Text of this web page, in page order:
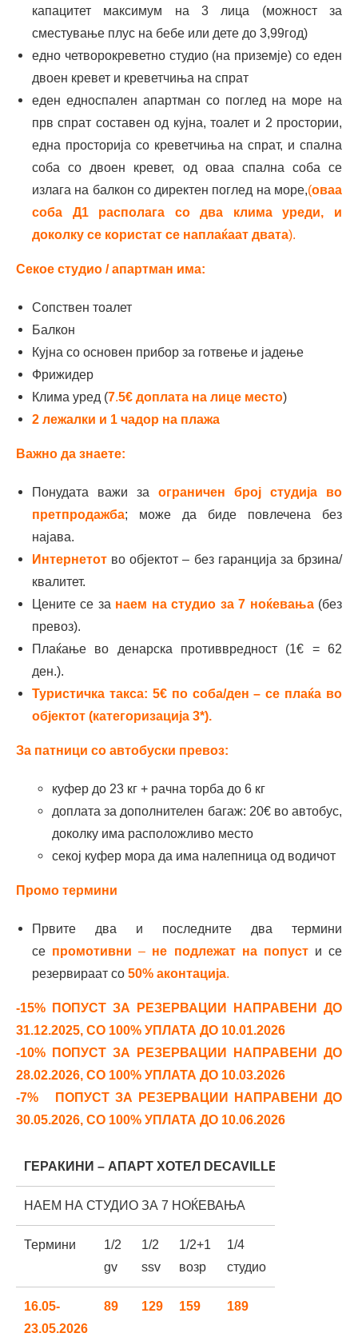
капацитет максимум на 3 лица (можност за
сместување плус на бебе или дете до 3,99год)
едно четворокреветно студио (на приземје) со еден
двоен кревет и креветчиња на спрат
еден едноспален апартман со поглед на море на
прв спрат составен од кујна, тоалет и 2 простории,
една просторија со креветчиња на спрат, и спална
соба со двоен кревет, од оваа спална соба се
излага на балкон со директен поглед на море,(оваа
соба Д1 располага со два клима уреди, и
доколку се користат се наплаќаат двата).
Секое студио / апартман има:
Сопствен тоалет
Балкон
Кујна со основен прибор за готвење и јадење
Фрижидер
Клима уред (7.5€ доплата на лице место)
2 лежалки и 1 чадор на плажа
Важно да знаете:
Понудата важи за ограничен број студија во
претпродажба; може да биде повлечена без
најава.
Интернетот во објектот – без гаранција за брзина/
квалитет.
Цените се за наем на студио за 7 ноќевања(без
превоз).
Плаќање во денарска противвредност (1€ = 62
ден.).
Туристичка такса: 5€ по соба/ден – се плаќа во
објектот (категоризација 3*).
За патници со автобуски превоз:
куфер до 23 кг + рачна торба до 6 кг
доплата за дополнителен багаж: 20€ во автобус,
доколку има расположливо место
секој куфер мора да има налепница од водичот
Промо термини
Првите два и последните два термини
се промотивни – не подлежат на попусти се
резервираат со 50% аконтација.
-15% ПОПУСТ ЗА РЕЗЕРВАЦИИ НАПРАВЕНИ ДО
31.12.2025, СО 100% УПЛАТА ДО 10.01.2026
-10% ПОПУСТ ЗА РЕЗЕРВАЦИИ НАПРАВЕНИ ДО
28.02.2026, СО 100% УПЛАТА ДО 10.03.2026
-7% ПОПУСТ ЗА РЕЗЕРВАЦИИ НАПРАВЕНИ ДО
30.05.2026, СО 100% УПЛАТА ДО 10.06.2026
ГЕРАКИНИ – АПАРТ ХОТЕЛ DECAVILLE 3*
НАЕМ НА СТУДИО ЗА 7 НОЌЕВАЊА
Термини
1/2
gv
1/2
ssv
1/2+1
возр
1/4
студио
16.05-
23.05.2026
89 129 159 189